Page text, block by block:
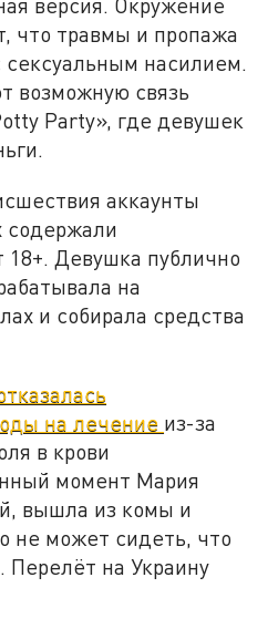
что травмы и пропажа
сексуальным насилием.
возможную связь
Party», где девушек
аккаунты
содержали
18+. Девушка публично
на
и собирала средства
на лечение из-за
в крови
момент Мария
вышла из комы и
не может сидеть, что
Перелёт на Украину